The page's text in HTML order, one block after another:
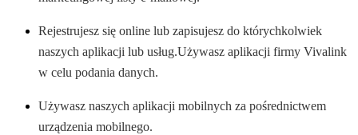
Rejestrujesz się online lub zapisujesz do którychkolwiek
naszych aplikacji lub usług.Używasz aplikacji firmy Vivalink
w celu podania danych.
Używasz naszych aplikacji mobilnych za pośrednictwem
urządzenia mobilnego.